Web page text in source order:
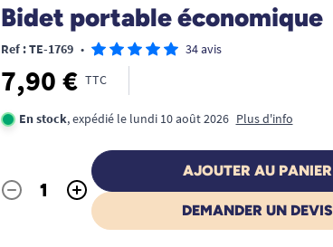
Bidet portable économique
Ref : TE-1769 • 34 avis
7,90 € TTC
En stock, expédié le lundi 10 août 2026 Plus d'info
Quantité
- +
AJOUTER AU PANIER
DEMANDER UN DEVIS